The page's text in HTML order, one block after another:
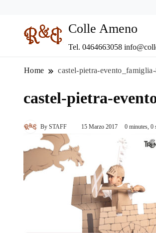
Colle Ameno
Tel. 0464663058
Home castel-pietra-
castel-pietra-
By STAFF 15 Marzo 2017 0 minutes, 0